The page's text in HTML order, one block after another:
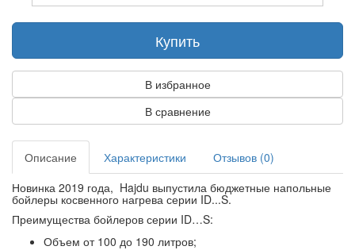
Купить
В избранное
В сравнение
Описание Характеристики
Отзывов (0)
Новинка 2019 года, Hajdu выпустила бюджетные напольные
бойлеры косвенного нагрева серии ID...S.
Преимущества бойлеров серии ID…S:
Объем от 100 до 190 литров;